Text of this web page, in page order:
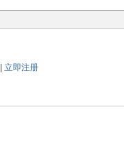
立即注册